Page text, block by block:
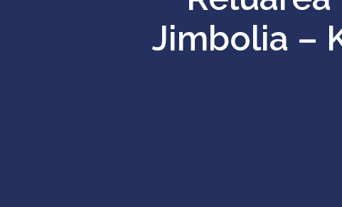
Jimbolia –